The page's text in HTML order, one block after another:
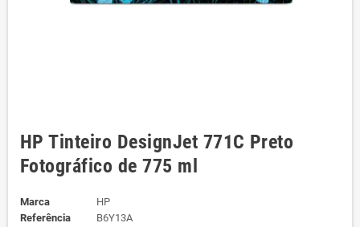
HP Tinteiro DesignJet 771C Preto
Fotográfico de 775 ml
Marca
HP
Referência
B6Y13A